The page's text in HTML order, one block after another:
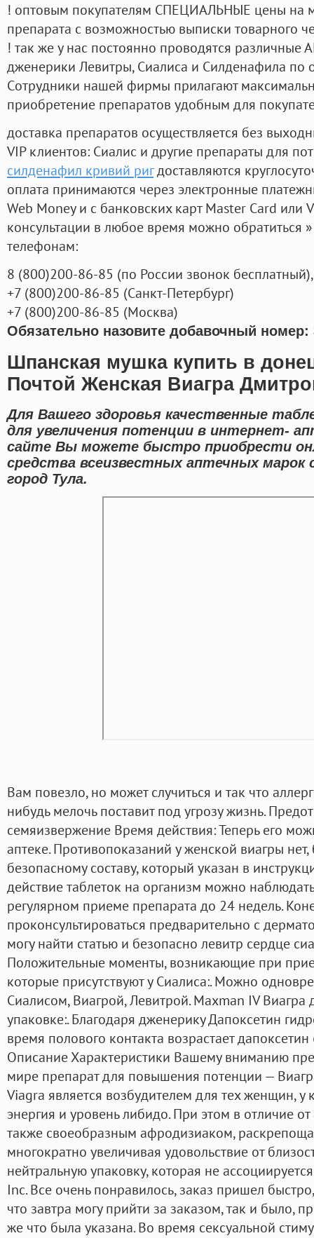
! оптовым покупателям СПЕЦИАЛЬНЫЕ цены на
препарата с возможностью выписки товарного
! так же у нас постоянно проводятся
дженерики Левитры, Сиалиса и Силденафила по
Cотрудники нашей фирмы прилагают
приобретение препаратов удобным для
доставка препаратов осуществляется без
VIP клиентов: Сиалис и другие препараты для
силденафил кривий ригдоставляются
оплата принимаются через электронные
Web Money и с банковских карт Master Card или
консультации в любое время можно обратиться
телефонам:
8 (800)200-86-85 (по России звонок бесплатный),
+7 (800)200-86-85 (Санкт-Петербург)
+7 (800)200-86-85 (Москва)
Обязательно назовите добавочный номер:
Шпанская мушка купить в
Почтой Женская Виагра
Для Вашего здоровья качественные
для увеличения потенции в интернет-
сайте Вы можете быстро приобрести
средства всеизвестных аптечных марок
город Тула.
Вам повезло, но может случиться и так что
нибудь мелочь поставит под угрозу жизнь.
семяизвержение Время действия: Теперь его
аптеке. Противопоказаний у женской виагры
безопасному составу, который указан в
действие таблеток на организм можно
регулярном приеме препарата до 24 недель.
проконсультироваться предварительно с
могу найти статью и безопасно левитр сердце
Положительные моменты, возникающие при
которые присутствуют у Сиалиса:. Можно
Сиалисом, Виагрой, Левитрой. Maxman IV Виагра
упаковке:. Благодаря дженерику Дапоксетин
время полового контакта возрастает
Описание Характеристики Вашему вниманию
мире препарат для повышения потенции —
Viagra является возбудителем для тех женщин, у
энергия и уровень либидо. При этом в отличие
также своеобразным афродизиаком,
многократно увеличивая удовольствие от
нейтральную упаковку, которая не
Inc. Все очень понравилось, заказ пришел
что завтра могу прийти за заказом, так и было,
же что была указана. Во время сексуальной